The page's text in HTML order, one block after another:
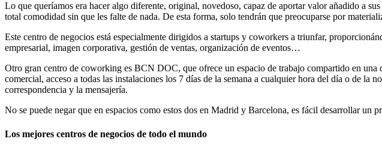
Lo que queríamos era hacer algo diferente, original, novedoso, capaz de aportar valor añadido a
total comodidad sin que les falte de nada. De esta forma, solo tendrán que preocuparse por
Este centro de negocios está especialmente dirigidos a startups y coworkers a triunfar,
empresarial, imagen corporativa, gestión de ventas, organización de eventos…
Otro gran centro de coworking es BCN DOC, que ofrece un espacio de trabajo compartido en
comercial, acceso a todas las instalaciones los 7 días de la semana a cualquier hora del día o de
correspondencia y la mensajería.
No se puede negar que en espacios como estos dos en Madrid y Barcelona, es fácil desarrollar
Los mejores centros de negocios de todo el mundo